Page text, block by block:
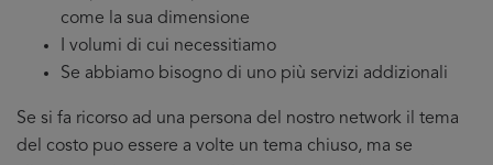
come la sua dimensione
I volumi di cui necessitiamo
Se abbiamo bisogno di uno più servizi addizionali
Se si fa ricorso ad una persona del nostro network il tema
del costo puo essere a volte un tema chiuso, ma se